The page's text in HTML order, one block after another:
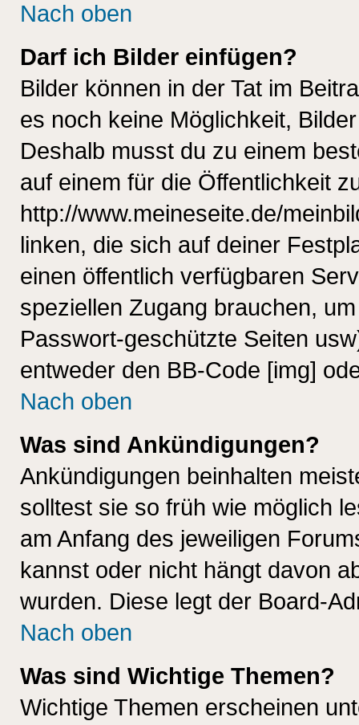
Nach oben
Darf ich Bilder einfügen?
Bilder können in der Tat im
es noch keine Möglichkeit,
Deshalb musst du zu einem
auf einem für die Öffentlichkeit
http://www.meineseite.de/
linken, die sich auf deiner
einen öffentlich verfügbaren
speziellen Zugang brauchen,
Passwort-geschützte Seiten
entweder den BB-Code [img]
Nach oben
Was sind Ankündigungen?
Ankündigungen beinhalten
solltest sie so früh wie möglich
am Anfang des jeweiligen
kannst oder nicht hängt davon
wurden. Diese legt der Board-
Nach oben
Was sind Wichtige Themen?
Wichtige Themen erscheinen